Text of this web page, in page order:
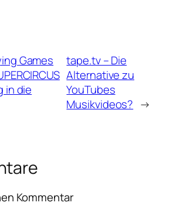
Games
in die
tape.tv – Die
Alternative zu
YouTubes
Musikvideos? →
Kommentar